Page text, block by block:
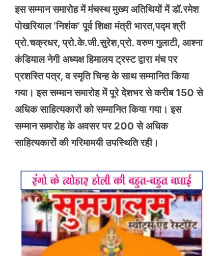
इस सम्मान समारोह में मंचस्थ मुख्य अतिथियों में डॉ.रमेश
पोखरियाल ‘निशंक’ पूर्व शिक्षा मंत्री भारत,पद्म श्री
प्रो.चक्रधर, प्रो.के.जी.सुरेश,प्रो. वरुण गुलाटी, आश्ना
कंडियाल नेगी अध्यक्ष हिमालय ट्रस्ट द्वारा मंच पर
प्रशस्ति पत्र, व स्मृति चिन्ह के साथ सम्मानित किया
गया। इस सम्मान समारोह में पूरे देशभर से करीब 150 से
अधिक साहित्यकारों को सम्मानित किया गया। इस
सम्मान समारोह के अवसर पर 200 से अधिक
साहित्यकारों की गरिमामयी उपस्थिति रही।